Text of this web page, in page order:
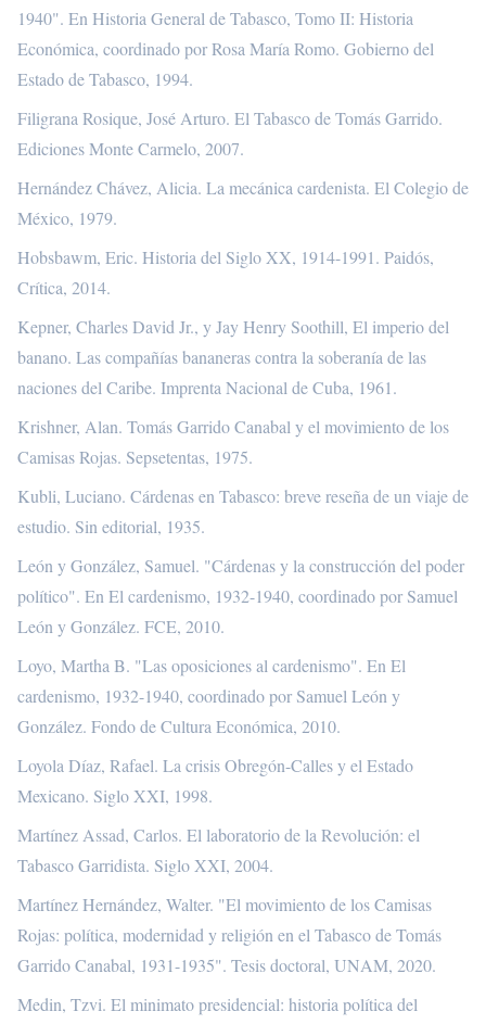
1940". En Historia General de Tabasco, Tomo II: Historia
Económica, coordinado por Rosa María Romo. Gobierno del
Estado de Tabasco, 1994.
Filigrana Rosique, José Arturo. El Tabasco de Tomás Garrido.
Ediciones Monte Carmelo, 2007.
Hernández Chávez, Alicia. La mecánica cardenista. El Colegio de
México, 1979.
Hobsbawm, Eric. Historia del Siglo XX, 1914-1991. Paidós,
Crítica, 2014.
Kepner, Charles David Jr., y Jay Henry Soothill, El imperio del
banano. Las compañías bananeras contra la soberanía de las
naciones del Caribe. Imprenta Nacional de Cuba, 1961.
Krishner, Alan. Tomás Garrido Canabal y el movimiento de los
Camisas Rojas. Sepsetentas, 1975.
Kubli, Luciano. Cárdenas en Tabasco: breve reseña de un viaje de
estudio. Sin editorial, 1935.
León y González, Samuel. "Cárdenas y la construcción del poder
político". En El cardenismo, 1932-1940, coordinado por Samuel
León y González. FCE, 2010.
Loyo, Martha B. "Las oposiciones al cardenismo". En El
cardenismo, 1932-1940, coordinado por Samuel León y
González. Fondo de Cultura Económica, 2010.
Loyola Díaz, Rafael. La crisis Obregón-Calles y el Estado
Mexicano. Siglo XXI, 1998.
Martínez Assad, Carlos. El laboratorio de la Revolución: el
Tabasco Garridista. Siglo XXI, 2004.
Martínez Hernández, Walter. "El movimiento de los Camisas
Rojas: política, modernidad y religión en el Tabasco de Tomás
Garrido Canabal, 1931-1935". Tesis doctoral, UNAM, 2020.
Medin, Tzvi. El minimato presidencial: historia política del